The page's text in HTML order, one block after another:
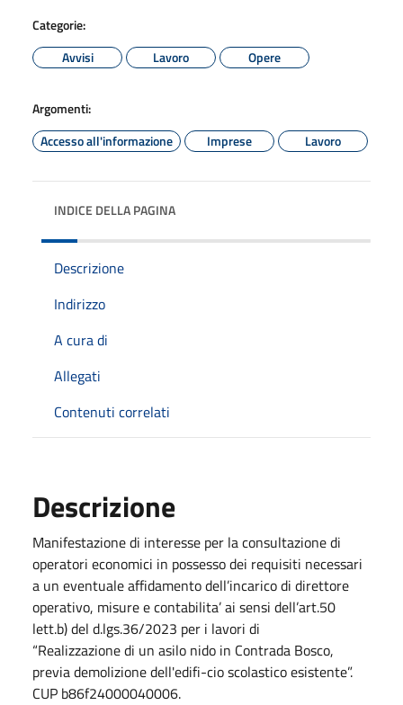
Categorie:
Avvisi
Lavoro Opere
Argomenti:
Accesso all'informazione
Imprese Lavoro
INDICE DELLA PAGINA
Descrizione
Indirizzo
A cura di
Allegati
Contenuti correlati
Descrizione
Manifestazione di interesse per la consultazione di
operatori economici in possesso dei requisiti necessari
a un eventuale affidamento dell’incarico di direttore
operativo, misure e contabilita’ ai sensi dell’art.50
lett.b) del d.lgs.36/2023 per i lavori di
“Realizzazione di un asilo nido in Contrada Bosco,
previa demolizione dell'edifi-cio scolastico esistente”.
CUP b86f24000040006.